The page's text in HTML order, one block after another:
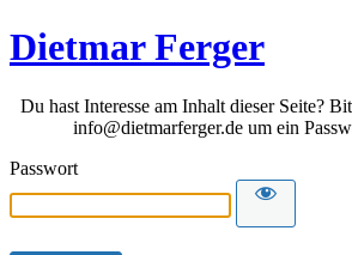
Dietmar Ferger
Du hast Interesse am Inhalt dieser Seite?
info@dietmarferger.de um ein
Passwort